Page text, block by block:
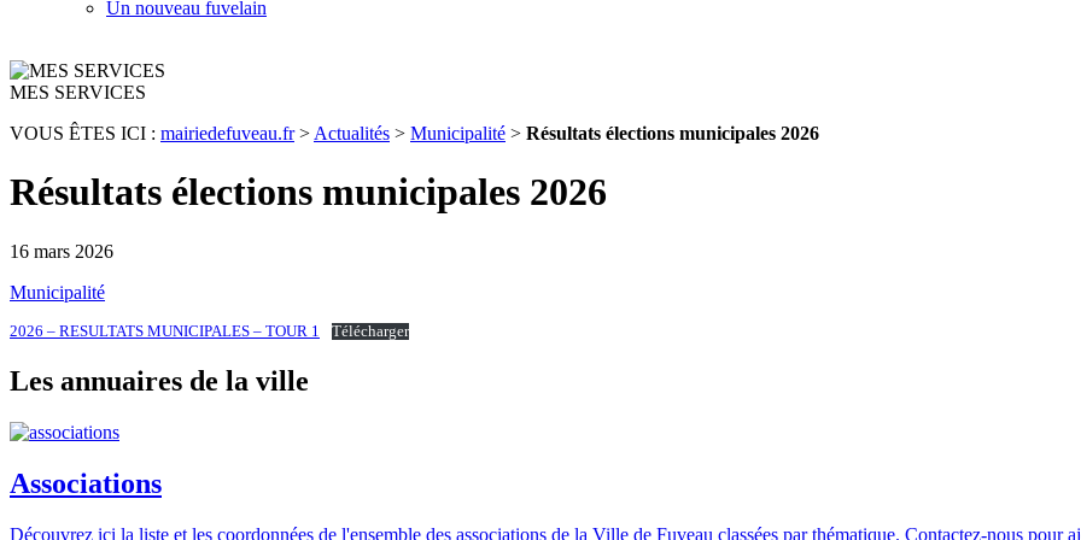
Un nouveau fuvelain
MES SERVICES
VOUS ÊTES ICI : mairiedefuveau.fr> Actualités > Municipalité > Résultats élections municipales 2026
Résultats élections municipales 2026
16 mars 2026
Municipalité
2026 – RESULTATS MUNICIPALES – TOUR 1 Télécharger
Les annuaires de la ville
Associations
Découvrez ici la liste et les coordonnées de l'ensemble des associations de la Ville de Fuveau classées par thématique. Contactez-nous pour